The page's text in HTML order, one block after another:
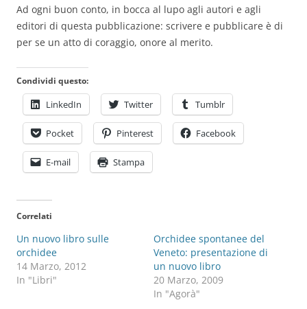
Ad ogni buon conto, in bocca al lupo agli autori e agli
editori di questa pubblicazione: scrivere e pubblicare è di
per se un atto di coraggio, onore al merito.
Condividi questo:
LinkedIn Twitter Tumblr
Pocket Pinterest Facebook
E-mail Stampa
Correlati
Un nuovo libro sulle
orchidee
14 Marzo, 2012
In "Libri"
Orchidee spontanee del
Veneto: presentazione di
un nuovo libro
20 Marzo, 2009
In "Agorà"